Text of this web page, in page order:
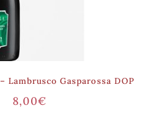
Lambrusco Gasparossa DOP
8,00€